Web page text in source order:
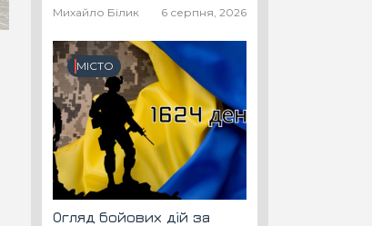
скутеристом
Михайло Білик 6 серпня, 2026
МІСТО
Огляд бойових дій за